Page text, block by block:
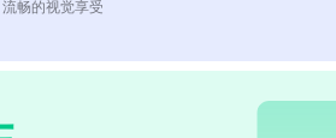
畅的视觉享受